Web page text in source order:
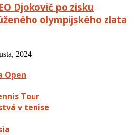
Djokovič po zisku
olympijského zlata
2024
Open
Tour
v tenise